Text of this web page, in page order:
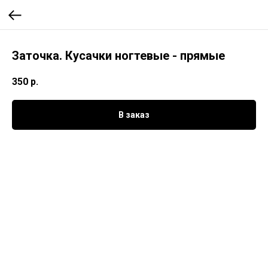
Заточка. Кусачки ногтевые - прямые
350 р.
В заказ